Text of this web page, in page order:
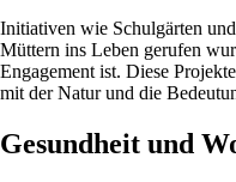
Initiativen wie Schulgärten
Müttern ins Leben gerufen
Engagement ist. Diese
mit der Natur und die
Gesundheit und